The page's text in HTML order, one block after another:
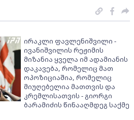
ირაკლი ფავლენიშვილი -
ივანიშვილის რეჟიმის
მიზანია ყველა იმ ადამიანის
დაკავება, რომელიც მათ
ოპოზიციაშია, რომელიც
მიუღებელია მათთვის და
კრემლისათვის - გიორგი
ბარამიძის წინააღმდეგ საქმე